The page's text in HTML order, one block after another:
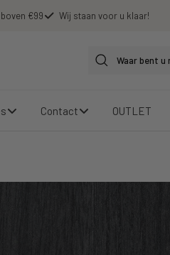
€99 Wij staan voor u klaar!
Contact OUTLET